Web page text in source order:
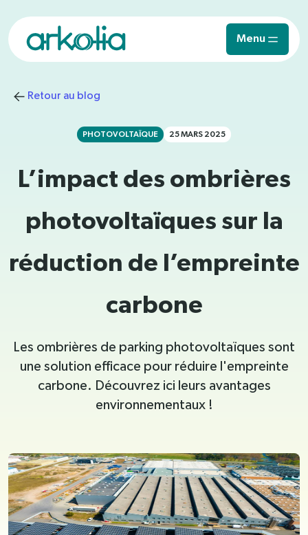
Menu
Retour au blog
PHOTOVOLTAÏQUE 25 MARS 2025
L’impact des ombrières
photovoltaïques sur la
réduction de l’empreinte
carbone
Les ombrières de parking photovoltaïques sont
une solution efficace pour réduire l'empreinte
carbone. Découvrez ici leurs avantages
environnementaux !